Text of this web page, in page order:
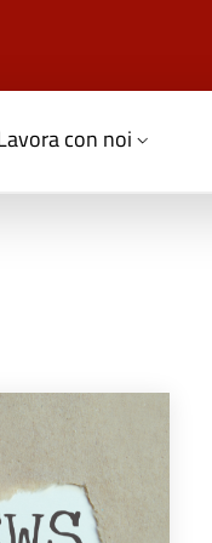
con noi